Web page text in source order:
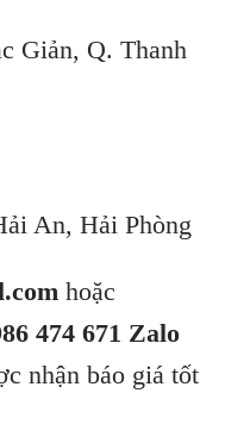
Giản, Q. Thanh
An, Hải Phòng
hoặc
474 671 Zalo
nhận báo giá tốt